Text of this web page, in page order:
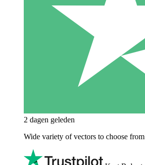
2 dagen geleden
Wide variety of vectors to choose from